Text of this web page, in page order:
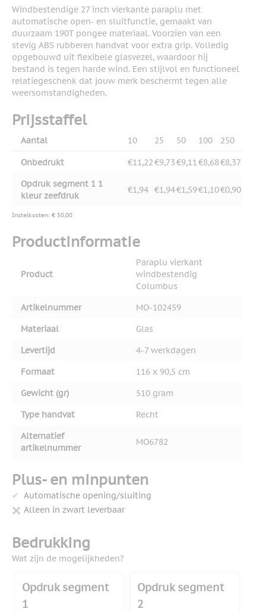
Windbestendige 27 inch vierkante paraplu met
automatische open- en sluitfunctie, gemaakt van
duurzaam 190T pongee materiaal. Voorzien van een
stevig ABS rubberen handvat voor extra grip. Volledig
opgebouwd uit flexibele glasvezel, waardoor hij
bestand is tegen harde wind. Een stijlvol en functioneel
relatiegeschenk dat jouw merk beschermt tegen alle
weersomstandigheden.
Prijsstaffel
Aantal 10 25 50 100 250
Onbedrukt €11,22€9,73€9,11€8,68€8,37
Opdruk segment 1 1
kleur zeefdruk
€1,94 €1,94€1,59€1,10€0,90
Instelkosten: € 50,00
Productinformatie
Product
Paraplu vierkant
windbestendig
Columbus
Artikelnummer
MO-102459
Materiaal
Glas
Levertijd
4-7 werkdagen
Formaat
116 x 90,5 cm
Gewicht (gr)
510 gram
Type handvat
Recht
Alternatief
artikelnummer
MO6782
Plus- en minpunten
Automatische opening/sluiting
Alleen in zwart leverbaar
Bedrukking
Wat zijn de mogelijkheden?
Opdruk segment
1
Opdruk segment
2